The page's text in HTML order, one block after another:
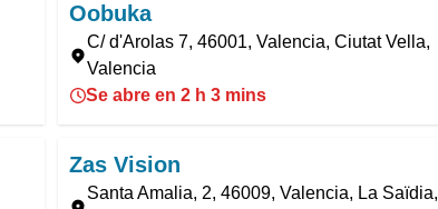
Oobuka
C/ d'Arolas 7, 46001, Valencia, Ciutat Vella,
Valencia
Se abre en 2 h 3 mins
Zas Vision
Santa Amalia, 2, 46009, Valencia, La Saïdia,